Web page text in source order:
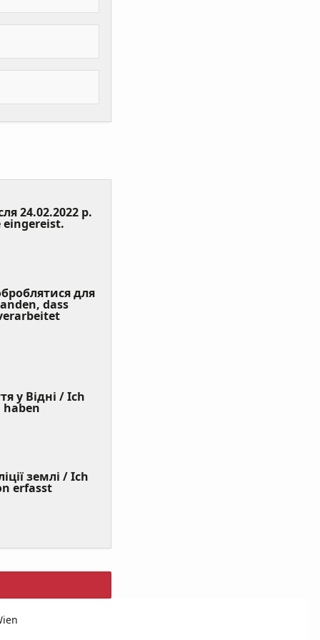
24.02.2022 р.
eingereist. (Value
для
dass
у Відні / Ich
(Value
землі / Ich
erfasst